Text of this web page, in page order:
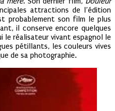
attractions de l’édition
probablement son film le plus
il conserve encore quelques
le réalisateur vivant espagnol le
pétillants, les couleurs vives
de sa photographie.